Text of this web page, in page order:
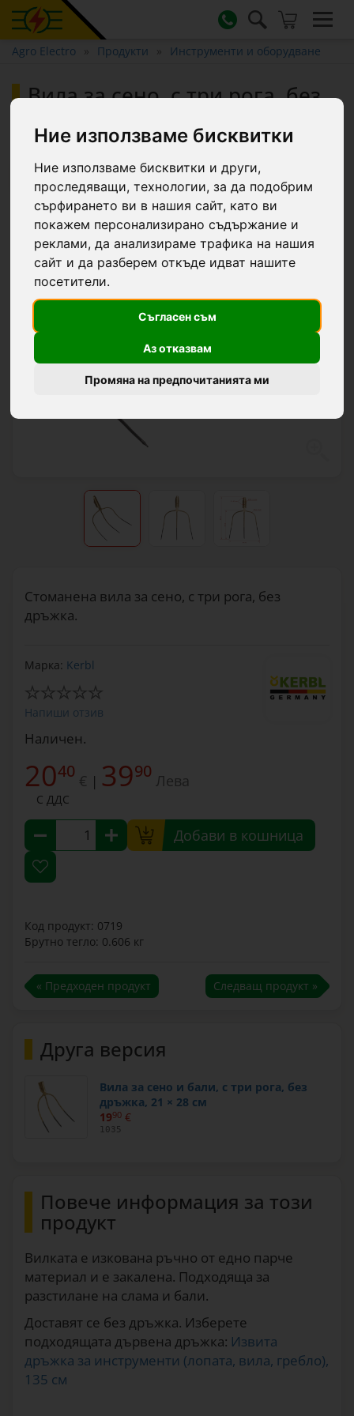
Ние използваме бисквитки
Ние използваме бисквитки и други,
проследяващи, технологии, за да подобрим
сърфирането ви в нашия сайт, като ви
покажем персонализирано съдържание и
реклами, да анализираме трафика на нашия
сайт и да разберем откъде идват нашите
посетители.
Съгласен съм
Аз отказвам
Промяна на предпочитанията ми
Agro Electro Продукти Инструменти и оборудване
Вила за сено, с три рога, без
Топ фаворит
Стоманена вила за сено, с три рога, без
дръжка.
Марка: Kerbl
Напиши отзив
Наличен.
2040 € | 3990 Лева
С ДДС
Добави в кошница
Код продукт: 0719
Брутно тегло: 0.606 кг
« Предходен продукт Следващ продукт »
Друга версия
Вила за сено и бали, с три рога, без
дръжка, 21 × 28 см
1990 €
1035
Повече информация за този
продукт
Вилката е изкована ръчно от едно парче
материал и е закалена. Подходяща за
разстилане на слама и бали.
Доставят се без дръжка. Изберете
подходящата дървена дръжка: Извита
дръжка за инструменти (лопата, вила, гребло),
135 см